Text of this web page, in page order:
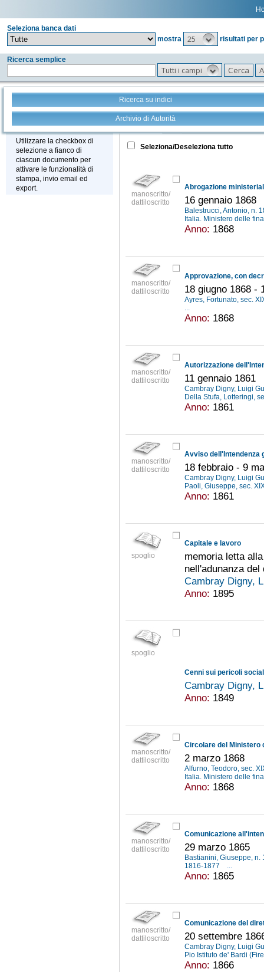
Seleziona banca dati
mostra
25 risultati per
Ricerca semplice
Tutti i campi
Ricerca su indici
Archivio di Autorità
Stampa - Email - Export
Utilizzare la checkbox di
selezione a fianco di
ciascun documento per
attivare le funzionalità di
stampa, invio email ed
export.
Tutto +
Seleziona/Deseleziona tutto
manoscritto/
dattiloscritto
16 gennaio 1868
Balestrucci, Antonio, n.
Italia. Ministero delle
Anno: 1868
manoscritto/
dattiloscritto
18 giugno 1868 -
Ayres, Fortunato, sec.
...
Anno: 1868
manoscritto/
dattiloscritto
11 gennaio 1861
Cambray Digny, Luigi
Della Stufa, Lotteringi,
Anno: 1861
manoscritto/
dattiloscritto
18 febbraio - 9
Cambray Digny, Luigi
Paoli, Giuseppe, sec.
Anno: 1861
spoglio
Capitale e lavoro
memoria letta
nell'adunanza
Cambray Digny,
Anno: 1895
spoglio
Cenni sui pericoli
Cambray Digny,
Anno: 1849
manoscritto/
dattiloscritto
2 marzo 1868
Alfurno, Teodoro, sec.
Italia. Ministero delle
Anno: 1868
manoscritto/
dattiloscritto
29 marzo 1865
Bastianini, Giuseppe, n.
1816-1877
...
Anno: 1865
manoscritto/
dattiloscritto
20 settembre
Cambray Digny, Luigi
Pio Istituto de' Bardi
Anno: 1866